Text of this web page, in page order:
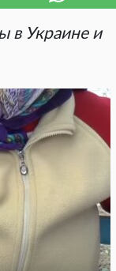
в Украине и